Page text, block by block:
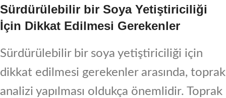
Sürdürülebilir bir Soya Yetiştiriciliği
İçin Dikkat Edilmesi Gerekenler
Sürdürülebilir bir soya yetiştiriciliği için
dikkat edilmesi gerekenler arasında, toprak
analizi yapılması oldukça önemlidir. Toprak